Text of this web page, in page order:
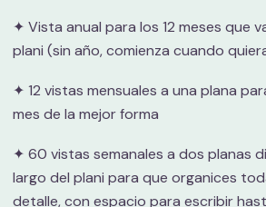
✦ Vista anual para los 12 meses que
plani (sin año, comienza cuando
✦ 12 vistas mensuales a una plana
mes de la mejor forma
✦ 60 vistas semanales a dos planas
largo del plani para que organices
detalle, con espacio para escribir